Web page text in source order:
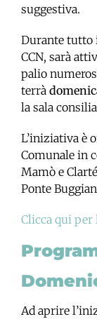
suggestiva.
Durante tutto
CCN, sarà
palio
terrà
la sala
L’iniziativa è
Comunale in
Mamò e
Ponte
Clicca qui per
Ad aprire